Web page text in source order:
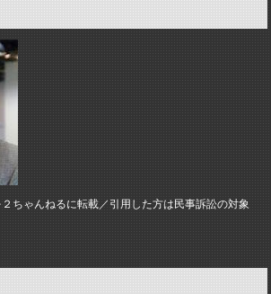
ちゃんねるに転載／引用した方は民事訴訟の対象